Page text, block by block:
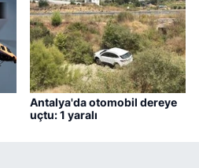
Antalya'da otomobil dereye
uçtu: 1 yaralı